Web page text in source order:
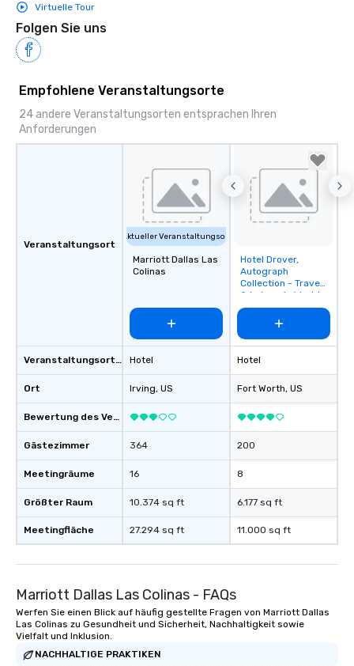
Virtuelle Tour
Folgen Sie uns
Empfohlene Veranstaltungsorte
24 andere Veranstaltungsorten entsprachen Ihren
Anforderungen
Veranstaltungsort
Veranstaltungsortstyp
Ort
Bewertung des Veranstaltungsortes
Gästezimmer
Meetingräume
Größter Raum
Meetingfläche
Aktueller Veranstaltungsort
Marriott Dallas Las
Colinas
Hotel
Irving, US
364
16
10.374 sq ft
27.294 sq ft
Removed from
favorites
Hotel Drover,
Autograph
Collection - Travel
& Leisure's World
Best for DFW
Hotel
Fort Worth, US
200
8
6.177 sq ft
11.000 sq ft
Marriott Dallas Las Colinas - FAQs
Werfen Sie einen Blick auf häufig gestellte Fragen von Marriott Dallas
Las Colinas zu Gesundheit und Sicherheit, Nachhaltigkeit sowie
Vielfalt und Inklusion.
NACHHALTIGE PRAKTIKEN